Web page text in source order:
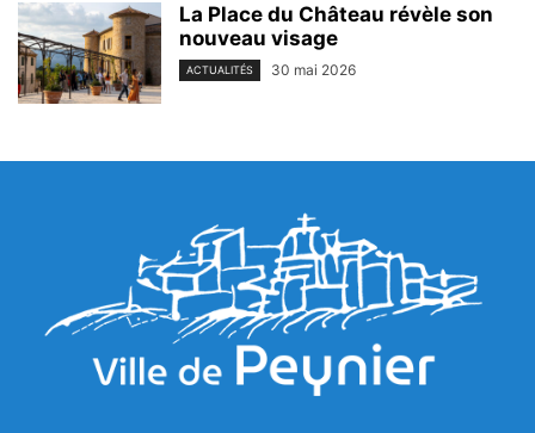
La Place du Château révèle son
nouveau visage
ACTUALITÉS 30 mai 2026